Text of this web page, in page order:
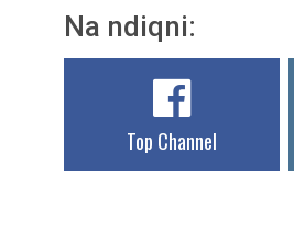
Na ndiqni:
Top Channel